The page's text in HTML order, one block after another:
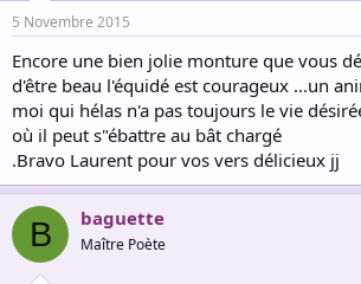
s
5 Novembre 2015
Encore une bien jolie monture que vous
d'être beau l'équidé est courageux ...un
moi qui hélas n'a pas toujours le vie
où il peut s"ébattre au bât chargé
.Bravo Laurent pour vos vers délicieux jj
B baguette
Maître Poète